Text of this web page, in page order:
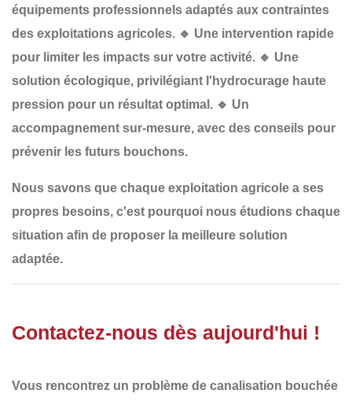
équipements professionnels adaptés aux contraintes
des exploitations agricoles. 🔹 Une intervention rapide
pour limiter les impacts sur votre activité. 🔹 Une
solution écologique, privilégiant l'hydrocurage haute
pression pour un résultat optimal. 🔹 Un
accompagnement sur-mesure, avec des conseils pour
prévenir les futurs bouchons.
Nous savons que chaque exploitation agricole a ses
propres besoins, c'est pourquoi nous étudions chaque
situation afin de proposer la meilleure solution
adaptée.
Contactez-nous dès aujourd'hui !
Vous rencontrez un problème de canalisation bouchée